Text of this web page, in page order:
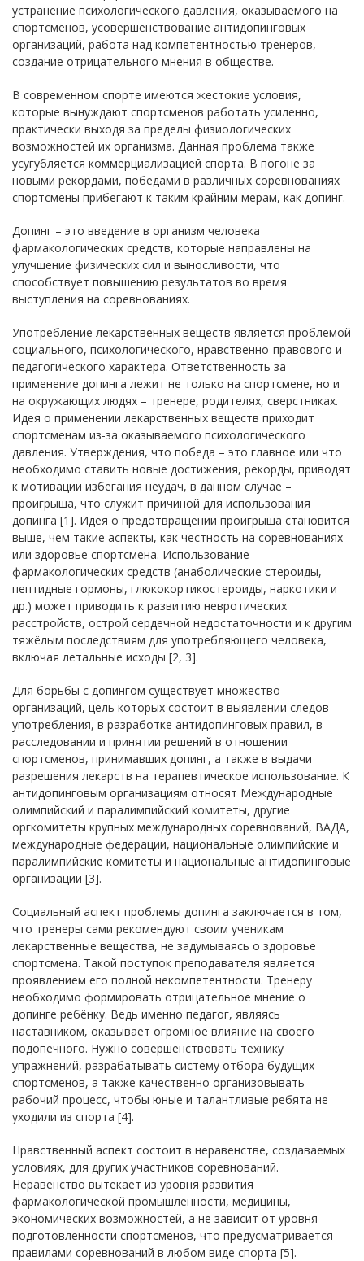
устранение психологического давления, оказываемого на
спортсменов, усовершенствование антидопинговых
организаций, работа над компетентностью тренеров,
создание отрицательного мнения в обществе.
В современном спорте имеются жестокие условия,
которые вынуждают спортсменов работать усиленно,
практически выходя за пределы физиологических
возможностей их организма. Данная проблема также
усугубляется коммерциализацией спорта. В погоне за
новыми рекордами, победами в различных соревнованиях
спортсмены прибегают к таким крайним мерам, как допинг.
Допинг – это введение в организм человека
фармакологических средств, которые направлены на
улучшение физических сил и выносливости, что
способствует повышению результатов во время
выступления на соревнованиях.
Употребление лекарственных веществ является проблемой
социального, психологического, нравственно-правового и
педагогического характера. Ответственность за
применение допинга лежит не только на спортсмене, но и
на окружающих людях – тренере, родителях, сверстниках.
Идея о применении лекарственных веществ приходит
спортсменам из-за оказываемого психологического
давления. Утверждения, что победа – это главное или что
необходимо ставить новые достижения, рекорды, приводят
к мотивации избегания неудач, в данном случае –
проигрыша, что служит причиной для использования
допинга [1]. Идея о предотвращении проигрыша становится
выше, чем такие аспекты, как честность на соревнованиях
или здоровье спортсмена. Использование
фармакологических средств (анаболические стероиды,
пептидные гормоны, глюкокортикостероиды, наркотики и
др.) может приводить к развитию невротических
расстройств, острой сердечной недостаточности и к другим
тяжёлым последствиям для употребляющего человека,
включая летальные исходы [2, 3].
Для борьбы с допингом существует множество
организаций, цель которых состоит в выявлении следов
употребления, в разработке антидопинговых правил, в
расследовании и принятии решений в отношении
спортсменов, принимавших допинг, а также в выдачи
разрешения лекарств на терапевтическое использование. К
антидопинговым организациям относят Международные
олимпийский и паралимпийский комитеты, другие
оргкомитеты крупных международных соревнований, ВАДА,
международные федерации, национальные олимпийские и
паралимпийские комитеты и национальные антидопинговые
организации [3].
Социальный аспект проблемы допинга заключается в том,
что тренеры сами рекомендуют своим ученикам
лекарственные вещества, не задумываясь о здоровье
спортсмена. Такой поступок преподавателя является
проявлением его полной некомпетентности. Тренеру
необходимо формировать отрицательное мнение о
допинге ребёнку. Ведь именно педагог, являясь
наставником, оказывает огромное влияние на своего
подопечного. Нужно совершенствовать технику
упражнений, разрабатывать систему отбора будущих
спортсменов, а также качественно организовывать
рабочий процесс, чтобы юные и талантливые ребята не
уходили из спорта [4].
Нравственный аспект состоит в неравенстве, создаваемых
условиях, для других участников соревнований.
Неравенство вытекает из уровня развития
фармакологической промышленности, медицины,
экономических возможностей, а не зависит от уровня
подготовленности спортсменов, что предусматривается
правилами соревнований в любом виде спорта [5].